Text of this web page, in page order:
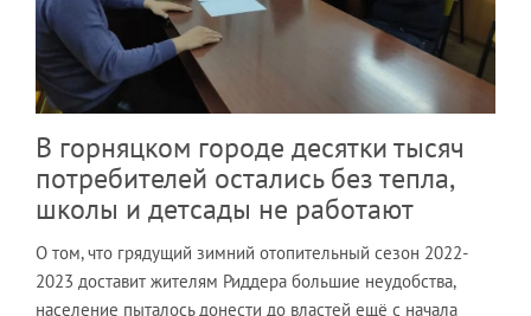
В горняцком городе десятки тысяч
потребителей остались без тепла,
школы и детсады не работают
О том, что грядущий зимний отопительный сезон 2022-
2023 доставит жителям Риддера большие неудобства,
население пыталось донести до властей ещё с начала